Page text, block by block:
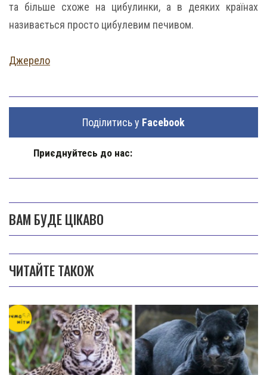
та більше схоже на цибулинки, а в деяких країнах
називається просто цибулевим печивом.
Джерело
Поділитись у Facebook
Приєднуйтесь до нас:
ВАМ БУДЕ ЦІКАВО
ЧИТАЙТЕ ТАКОЖ